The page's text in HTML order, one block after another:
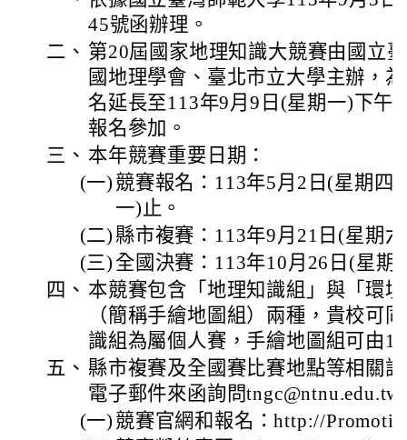
45號函辦理。
二、 第20屆國家地理知識大競賽由國立
國地理學會、臺北市立大學主辦，
名延長至113年9月9日(星期一)下午
報名參加。
三、 本年競賽重要日期：
(一) 競賽報名：113年5月2日(星期四
一)止。
(二) 縣市複賽：113年9月21日(星期
(三) 全國決賽：113年10月26日(星期
四、 本競賽包含「地理知識組」與「環
（簡稱手繪地圖組）兩種，貴校可
識組為屬個人賽，手繪地圖組可由1
五、 縣市複賽及全國賽比賽地點等相關
電子郵件來函詢問tngc@ntnu.edu.tw
(一) 競賽官網和報名：http://